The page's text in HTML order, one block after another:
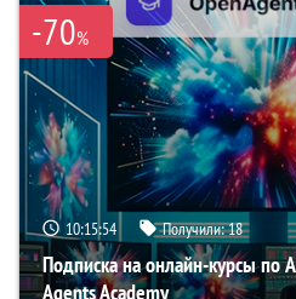
-70%
10:15:53 Получили:18
Подписка на онлайн-курсы по
Agents Academy